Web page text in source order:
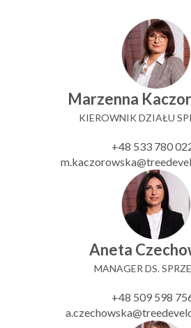
Marzenna
KIEROWNIK DZIAŁU
+48 533 780
Aneta
MANAGER DS.
+48 509 598